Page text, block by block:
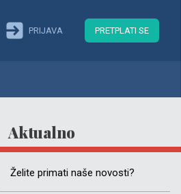
PRIJAVA PRETPLATI SE
Aktualno
Želite primati naše novosti?